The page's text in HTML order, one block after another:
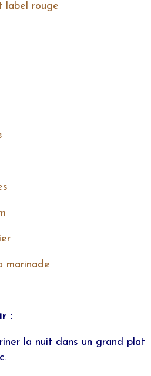
label rouge
marinade
:
la nuit dans un grand plat